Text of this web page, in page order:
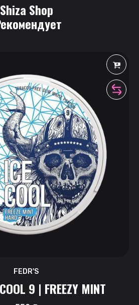
Shiza Shop
FEDR'S
9 | FREEZY MINT